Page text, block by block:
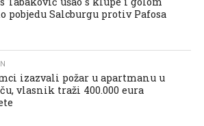
pobjedu Salcburgu protiv Pafosa
izazvali požar u apartmanu u
vlasnik traži 400.000 eura